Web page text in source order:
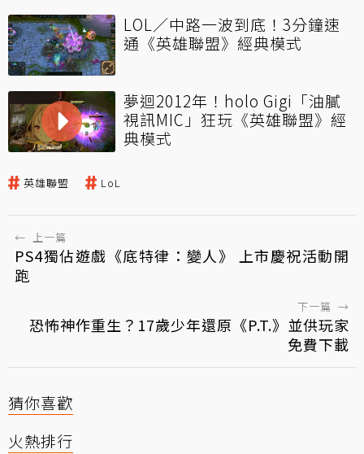
LOL／中路一波到底！3分鐘速
通《英雄聯盟》經典模式
夢迴2012年！holo Gigi「油膩
視訊MIC」狂玩《英雄聯盟》經
典模式
英雄聯盟 LoL
← 上一篇
PS4獨佔遊戲《底特律：變人》 上市慶祝活動開
跑
下一篇 →
恐怖神作重生？17歲少年還原《P.T.》並供玩家
免費下載
猜你喜歡
火熱排行